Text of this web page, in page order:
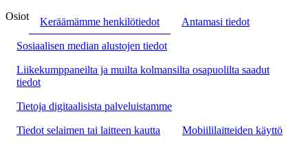
Osiot
Keräämämme henkilötiedot Antamasi tiedot
Sosiaalisen median alustojen tiedot
Liikekumppaneilta ja muilta kolmansilta osapuolilta saadut
tiedot
Tietoja digitaalisista palveluistamme
Tiedot selaimen tai laitteen kautta Mobiililaitteiden käyttö